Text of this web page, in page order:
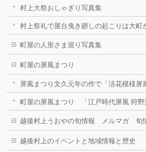
村上大祭おしゃぎり写真集
村上祭礼で屋台曳き廻しの起こりは大町
町屋の人形さま巡り写真集
町屋の屏風まつり
屏風まつり文久元年の作で「活花模様屏
町屋の屏風まつり 「江戸時代屏風 狩野
越後村上うおやの旬情報 メルマガ 旬
越後村上のイベントと地域情報と歴史